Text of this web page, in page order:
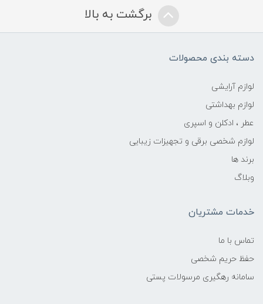
برگشت به بالا
دسته بندی محصولات
لوازم آرایشی
لوازم بهداشتی
عطر ، ادکلن و اسپری
لوازم شخصی برقی و تجهیزات زیبایی
برند ها
وبلاگ
خدمات مشتریان
تماس با ما
حفظ حریم شخصی
سامانه رهگیری مرسولات پستی